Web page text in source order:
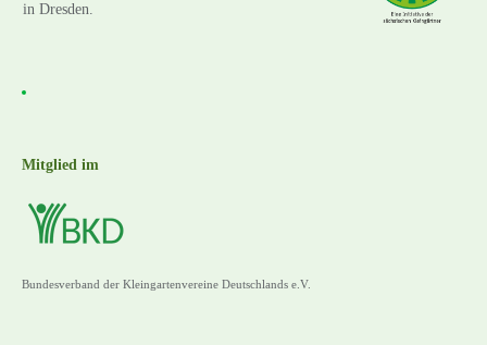
in Dresden.
Mitglied im
Bundesverband der Kleingartenvereine Deutschlands e.V.